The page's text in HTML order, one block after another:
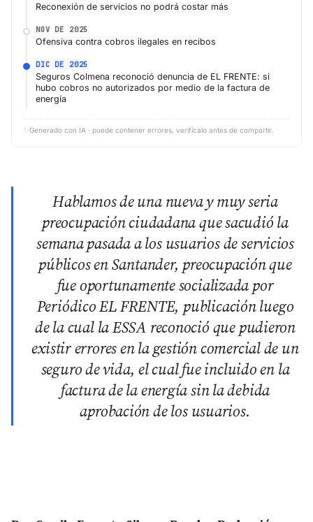
Reconexión de servicios no podrá costar más
NOV DE 2025
Ofensiva contra cobros ilegales en recibos
DIC DE 2025
Seguros Colmena reconoció denuncia de EL FRENTE: si
hubo cobros no autorizados por medio de la factura de
energía
✨ Generado con IA · puede contener errores, verifícalo antes de compartir.
Hablamos de una nueva y muy seria
preocupación ciudadana que sacudió la
semana pasada a los usuarios de servicios
públicos en Santander, preocupación que
fue oportunamente socializada por
Periódico EL FRENTE, publicación luego
de la cual la ESSA reconoció que pudieron
existir errores en la gestión comercial de un
seguro de vida, el cual fue incluido en la
factura de la energía sin la debida
aprobación de los usuarios.